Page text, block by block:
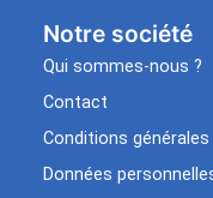
Notre société
Qui sommes-nous ?
Contact
Conditions
Données